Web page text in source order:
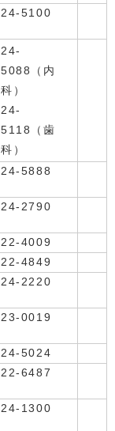
24-5100
24-
5088（内
科）
24-
5118（歯
科）
24-5888
24-2790
22-4009
22-4849
24-2220
23-0019
24-5024
22-6487
24-1300